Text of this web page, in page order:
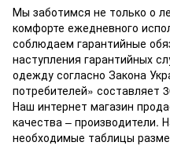
Мы заботимся не только о
комфорте ежедневного
соблюдаем гарантийные
наступления гарантийных
одежду согласно Закона
потребителей» составляет
Наш интернет магазин
качества – производители.
необходимые таблицы